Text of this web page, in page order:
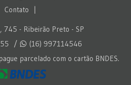
Contato |
745 - Ribeirão Preto - SP
/
(16) 997114546
parcelado com o cartão BNDES.